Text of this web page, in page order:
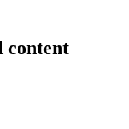
content